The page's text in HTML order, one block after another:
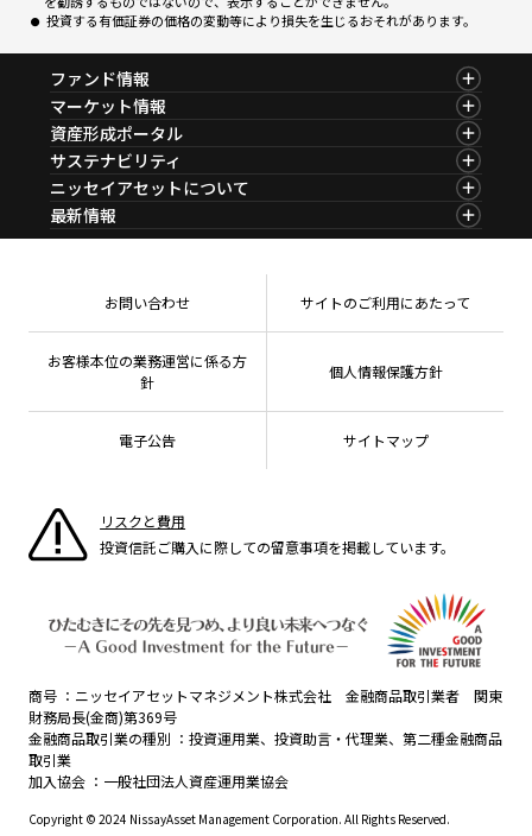
投資する有価証券の価格の変動等により損失を生じるおそれがあります。
ファンド情報
ファンド情報TOP
基準価額一覧
ファンド検索
ファンド比較
決算カレンダー
海外休日カレンダー
投資信託新商品のご案内
ちょこっと3分！ファンドシアター
有価証券届出書の効力の発生の有無について
こだわりのインデックスファンド 購入・換金手数料
なしシリーズ
確定拠出年金について
マーケット情報
マーケット情報TOP
マーケット指数
マーケットレポート
コラム
ファンドレポート
資産形成ポータル
資産形成ポータルTOP
資産形成サービス
Nダイレクト
資産形成サポート
NAMシティ
お問い合わせ
よくあるご質問
サステナビリティ
サステナビリティTOP
サステナビリティ経営
サステナブル投資
ニッセイアセットについて
ニッセイアセットについてTOP
会社情報
方針・その他開示情報
公式キャラクターのご紹介
最新情報
マーケットニュース
メディアお問い合わせ サイトのご利用にあたって
お客様本位の業務運営に係る方
針
個人情報保護方針
電子公告 サイトマップ
リスクと費用
投資信託ご購入に際しての留意事項を掲載しています。
商号
ニッセイアセットマネジメント株式会社 金融商品取引業者 関東
財務局長(金商)第369号
金融商品取引業の種別
投資運用業、投資助言・代理業、第二種金融商品
取引業
加入協会
一般社団法人資産運用業協会
Copyright © 2024 NissayAsset Management Corporation. All Rights Reserved.